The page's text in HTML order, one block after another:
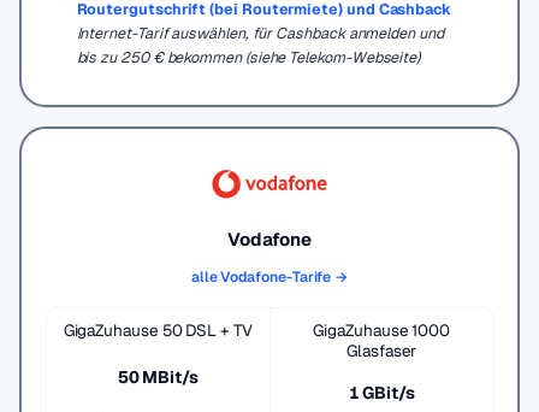
Routergutschrift (bei Routermiete) und Cashback
Internet-Tarif auswählen, für Cashback anmelden und
bis zu 250 € bekommen (siehe Telekom-Webseite)
Vodafone
alle Vodafone-Tarife →
GigaZuhause 50 DSL + TV
50 MBit/s
GigaZuhause 1000
Glasfaser
1 GBit/s